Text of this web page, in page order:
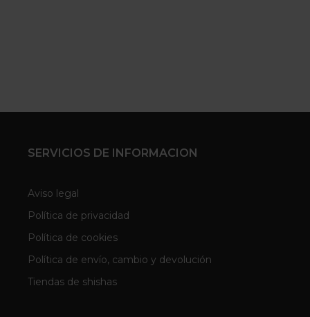
SERVICIOS DE INFORMACION
Aviso legal
Política de privacidad
Política de cookies
Política de envío, cambio y devolución
Tiendas de shishas